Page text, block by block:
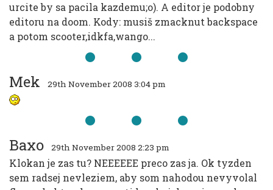
urcite by sa pacila kazdemu;o). A editor je podobny
editoru na doom. Kody: musiš zmacknut backspace
a potom scooter,idkfa,wango...
Mek 29th November 2008 3:04 pm
Baxo 29th November 2008 2:23 pm
Klokan je zas tu? NEEEEEE preco zas ja. Ok tyzden
sem radsej nevleziem, aby som nahodou nevyvolal